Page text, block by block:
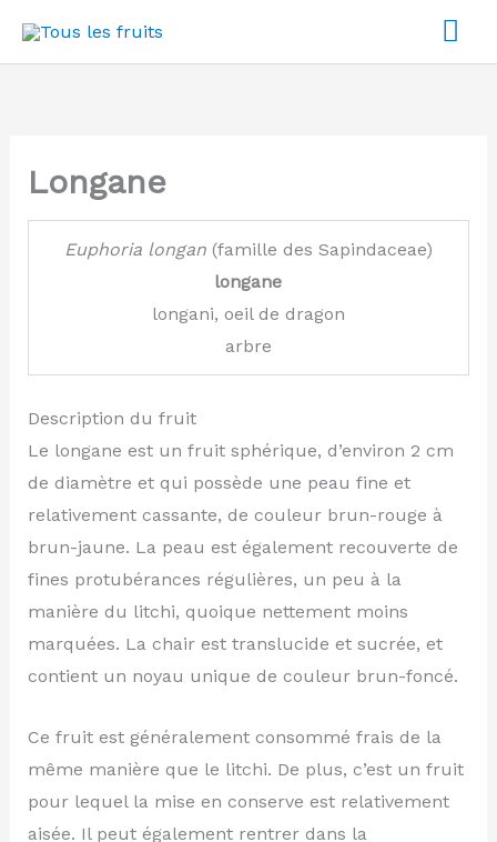
Longane
Euphoria longan(famille des Sapindaceae)
longane
longani, oeil de dragon
arbre
Description du fruit
Le longane est un fruit sphérique, d’environ 2 cm
de diamètre et qui possède une peau fine et
relativement cassante, de couleur brun-rouge à
brun-jaune. La peau est également recouverte de
fines protubérances régulières, un peu à la
manière du litchi, quoique nettement moins
marquées. La chair est translucide et sucrée, et
contient un noyau unique de couleur brun-foncé.
Ce fruit est généralement consommé frais de la
même manière que le litchi. De plus, c’est un fruit
pour lequel la mise en conserve est relativement
aisée. Il peut également rentrer dans la